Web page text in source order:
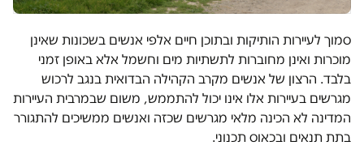
סמוך לעיירות הותיקות ובתוכן חיים אלפי אנשים בשכונות שאינן
מוכרות ואינן מחוברות לתשתיות מים וחשמל אלא באופן זמני
בלבד. הרצון של אנשים מקרב הקהילה הבדואית בנגב לרכוש
מגרשים בעיירות אלו אינו יכול להתממש, משום שבמרבית העיירות
המדינה לא הכינה מלאי מגרשים שכזה ואנשים ממשיכים להתגורר
בתת תנאים ובכאוס תכנוני.